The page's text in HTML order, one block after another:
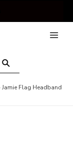
Jamie Flag Headband